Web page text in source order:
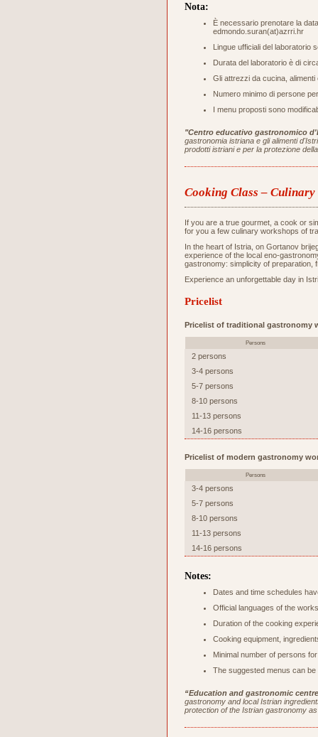
Nota:
È necessario prenotare la
edmondo.suran(at)azrri.hr
Lingue ufficiali del laboratorio
Durata del laboratorio è di
Gli attrezzi da cucina,
Numero minimo di persone
I menu proposti sono
"Centro educativo gastronomico
gastronomia istriana e gli alimenti
prodotti istriani e per la protezione
Cooking Class – Culinary
If you are a true gourmet, a cook or
for you a few culinary workshops of
In the heart of Istria, on Gortanov
experience of the local eno-
gastronomy: simplicity of preparation,
Experience an unforgettable day in
Pricelist
Pricelist of traditional gastronomy
Persons
2 persons
3-4 persons
5-7 persons
8-10 persons
11-13 persons
14-16 persons
Pricelist of modern gastronomy
Persons
3-4 persons
5-7 persons
8-10 persons
11-13 persons
14-16 persons
Notes:
Dates and time schedules
Official languages of the
Duration of the cooking
Cooking equipment,
Minimal number of persons
The suggested menus can
“Education and gastronomic
gastronomy and local Istrian
protection of the Istrian gastronomy